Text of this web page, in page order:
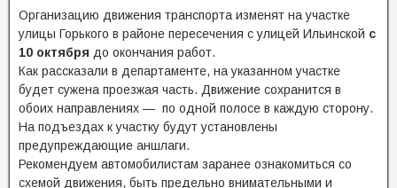
Организацию движения транспорта изменят на участке
улицы Горького в районе пересечения с улицей Ильинской с
10 октября до окончания работ.
Как рассказали в департаменте, на указанном участке
будет сужена проезжая часть. Движение сохранится в
обоих направлениях — по одной полосе в каждую сторону.
На подъездах к участку будут установлены
предупреждающие аншлаги.
Рекомендуем автомобилистам заранее ознакомиться со
схемой движения, быть предельно внимательными и